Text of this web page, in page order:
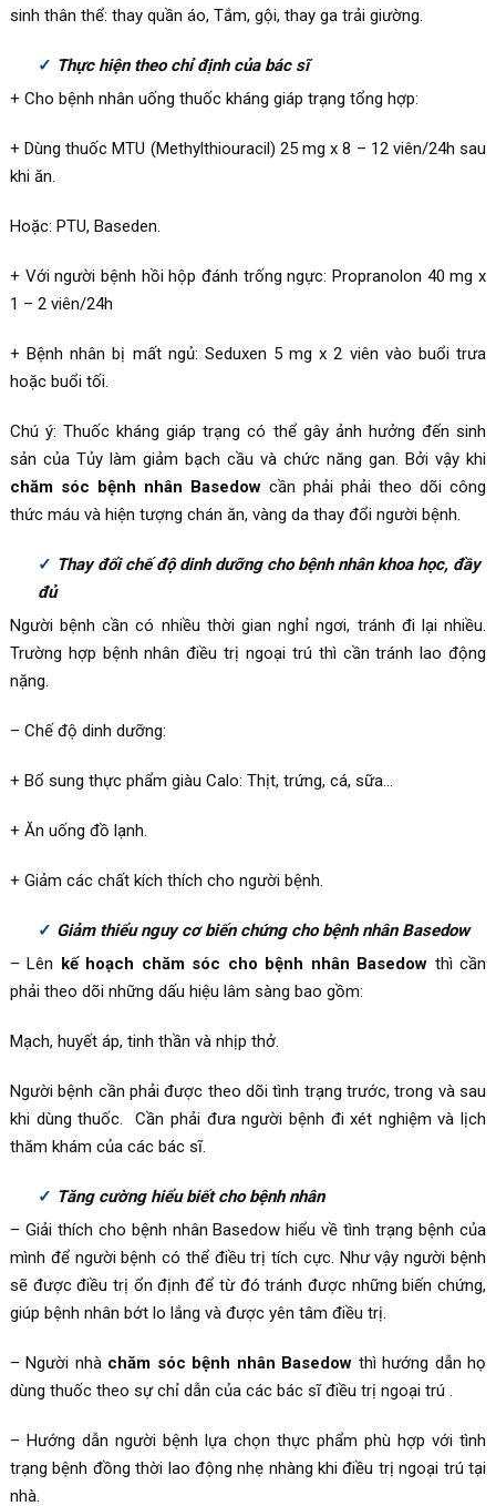
sinh thân thể: thay quần áo, Tắm, gội, thay ga trải giường.
Thực hiện theo chỉ định của bác sĩ
+ Cho bệnh nhân uống thuốc kháng giáp trạng tổng hợp:
+ Dùng thuốc MTU (Methylthiouracil) 25 mg x 8 – 12 viên/24h sau
khi ăn.
Hoặc: PTU, Baseden.
+ Với người bệnh hồi hộp đánh trống ngực: Propranolon 40 mg x
1 – 2 viên/24h
+ Bệnh nhân bị mất ngủ: Seduxen 5 mg x 2 viên vào buổi trưa
hoặc buổi tối.
Chú ý: Thuốc kháng giáp trạng có thể gây ảnh hưởng đến sinh
sản của Tủy làm giảm bạch cầu và chức năng gan. Bởi vậy khi
chăm sóc bệnh nhân Basedowcần phải phải theo dõi công
thức máu và hiện tượng chán ăn, vàng da thay đổi người bệnh.
Thay đổi chế độ dinh dưỡng cho bệnh nhân khoa học, đầy
đủ
Người bệnh cần có nhiều thời gian nghỉ ngơi, tránh đi lại nhiều.
Trường hợp bệnh nhân điều trị ngoại trú thì cần tránh lao động
nặng.
– Chế độ dinh dưỡng:
+ Bổ sung thực phẩm giàu Calo: Thịt, trứng, cá, sữa…
+ Ăn uống đồ lạnh.
+ Giảm các chất kích thích cho người bệnh.
Giảm thiểu nguy cơ biến chứng cho bệnh nhân Basedow
– Lên
kế hoạch chăm sóc cho bệnh nhân Basedow thì cần
phải theo dõi những dấu hiệu lâm sàng bao gồm:
Mạch, huyết áp, tinh thần và nhịp thở.
Người bệnh cần phải được theo dõi tình trạng trước, trong và sau
khi dùng thuốc. Cần phải đưa người bệnh đi xét nghiệm và lịch
thăm khám của các bác sĩ.
Tăng cường hiểu biết cho bệnh nhân
– Giải thích cho bệnh nhân Basedow hiểu về tình trạng bệnh của
mình để người bệnh có thể điều trị tích cực. Như vậy người bệnh
sẽ được điều trị ổn định để từ đó tránh được những biến chứng,
giúp bệnh nhân bớt lo lắng và được yên tâm điều trị.
– Người nhà chăm sóc bệnh nhân Basedow thì hướng dẫn họ
dùng thuốc theo sự chỉ dẫn của các bác sĩ điều trị ngoại trú .
– Hướng dẫn người bệnh lựa chọn thực phẩm phù hợp với tình
trạng bệnh đồng thời lao động nhẹ nhàng khi điều trị ngoại trú tại
nhà.